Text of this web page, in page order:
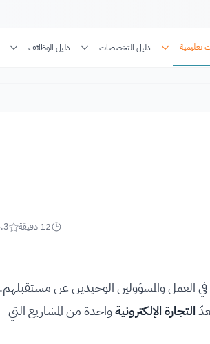
تعليمية دليل التخصصات دليل الوظائف
12 دقيقة
في العمل والمسؤولين الوحيدين عن مستقبلهم.
التجارة الإلكترونيةواحدة من المشاريع التي